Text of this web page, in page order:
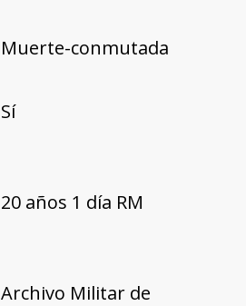
Muerte-conmutada
Sí
20 años 1 día RM
Archivo Militar de